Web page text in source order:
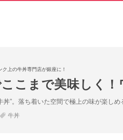
上の牛丼専門店が銀座に！
こまで美味しく
丼”。落ち着いた空間で極上の味が楽し
牛丼